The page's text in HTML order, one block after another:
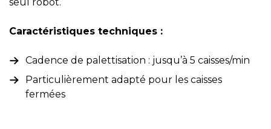
Caractéristiques techniques :
Cadence de palettisation : jusqu’à 5 caisses/min
Particulièrement adapté pour les caisses
fermées